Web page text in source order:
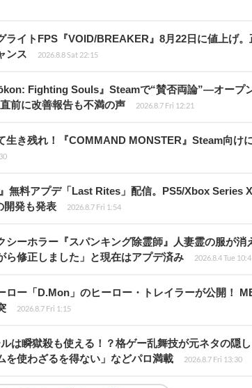
ライトFPS『VOID/BREAKER』8月22日に値上げ
ンス
2026.8.8 Sat 22:15
Fighting Souls』Steamで“賛否両論”―オープ
前に改善報告も不満の声
2026.8.7 Fri 12:21
生き残れ！『COMMAND MONSTER』Steam向け
無料アプデ「Last Rites」配信。PS5/Xbox Series
発も発表
2026.8.7 Fri 1:54
ーホラー『スパンキング除霊師』人妻霊の服が消
ら修正しました」と現在はアプデ済み
2026.8.4 Tue
ロー「D.Mon」のヒーロー・トレイラーが公開！
2026.8.7 Fri 1:15
は瞬獄殺も使える！？格ゲー乱舞技が元ネタの隠
を使わざるを得ない」などパロ満載
2026.8.7 Fri 13:30